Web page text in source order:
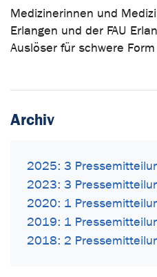
Medizinerinnen und
Erlangen und der FAU
Auslöser für schwere
Archiv
2025: 3
2023: 3
2020: 1
2019: 1
2018: 2